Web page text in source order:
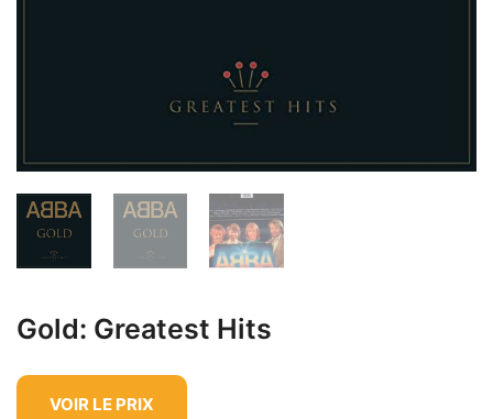
Gold: Greatest Hits
VOIR LE PRIX